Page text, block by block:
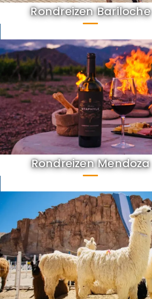
Rondreizen Bariloche
Rondreizen Mendoza